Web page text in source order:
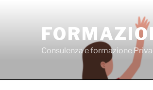
Consulenza e formazione